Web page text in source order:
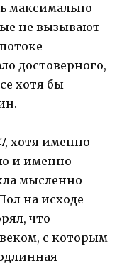
максимально
не вызывают
достоверного,
хотя бы
хотя именно
и именно
мысленно
на исходе
что
с которым